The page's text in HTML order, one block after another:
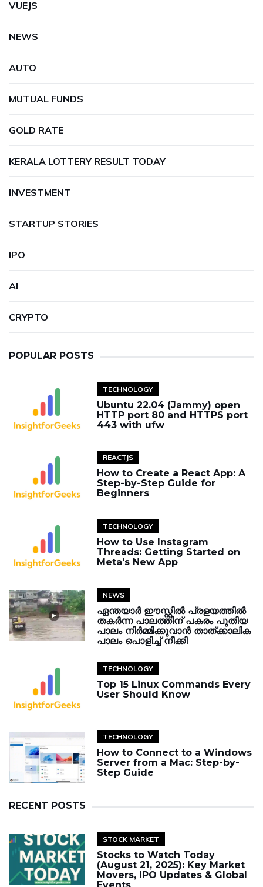
VUEJS
NEWS
AUTO
MUTUAL FUNDS
GOLD RATE
KERALA LOTTERY RESULT TODAY
INVESTMENT
STARTUP STORIES
IPO
AI
CRYPTO
POPULAR POSTS
TECHNOLOGY
Ubuntu 22.04 (Jammy) open
HTTP port 80 and HTTPS port
443 with ufw
REACTJS
How to Create a React App: A
Step-by-Step Guide for
Beginners
TECHNOLOGY
How to Use Instagram
Threads: Getting Started on
Meta's New App
NEWS
ഏന്തയാർ ഈസ്റ്റിൽ പ്രളയത്തിൽ
തകർന്ന പാലത്തിന് പകരം പുതിയ
പാലം നിർമ്മിക്കുവാൻ താത്ക്കാലിക
പാലം പൊളിച്ച് നീക്കി
TECHNOLOGY
Top 15 Linux Commands Every
User Should Know
TECHNOLOGY
How to Connect to a Windows
Server from a Mac: Step-by-
Step Guide
RECENT POSTS
STOCK MARKET
Stocks to Watch Today
(August 21, 2025): Key Market
Movers, IPO Updates & Global